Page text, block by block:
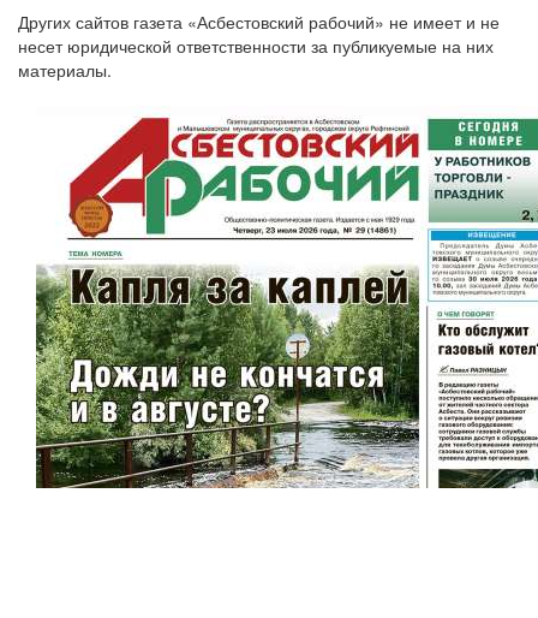
Других сайтов газета «Асбестовский рабочий» не имеет и не
несет юридической ответственности за публикуемые на них
материалы.